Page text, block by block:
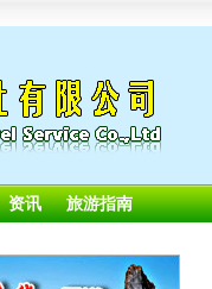
资讯 旅游指南